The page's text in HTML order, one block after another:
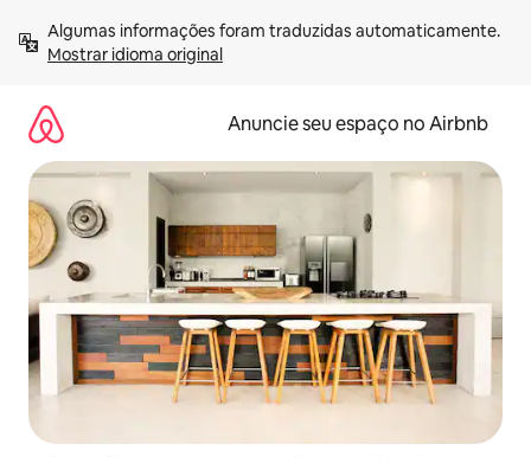
para
Mostrar idioma original
Anuncie seu espaço no Airbnb